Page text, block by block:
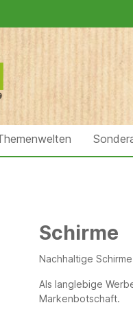
Schirme
Nachhaltige
Als langlebige
Markenbotschaft.